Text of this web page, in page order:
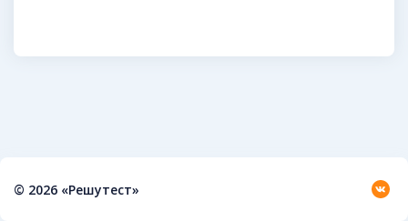
© 2026 «Решутест»